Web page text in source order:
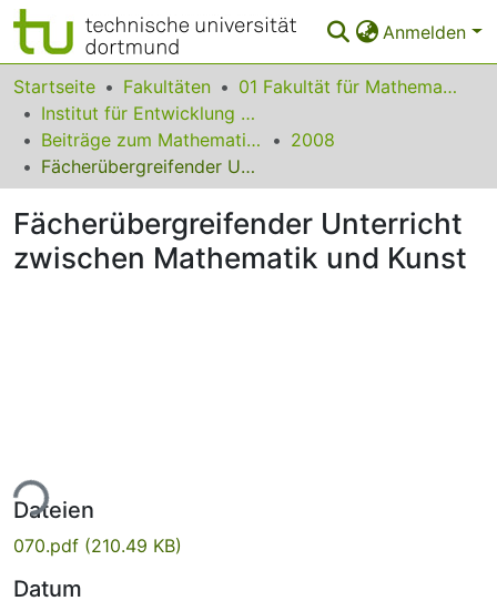
Anmelden
Bereiche & Sammlungen
Das gesamte Repositorium
Statistiken
FAQ
Leitlinien
Startseite Fakultäten
01 Fakultät für Mathematik
Institut für Entwicklung und Erforschung des Mathematikunterrichts
Beiträge zum Mathematikunterricht
2008
Fächerübergreifender Unterricht zwischen Mathematik und Kunst
Fächerübergreifender Unterricht
zwischen Mathematik und Kunst
Dateien
070.pdf (210.49 KB)
Datum